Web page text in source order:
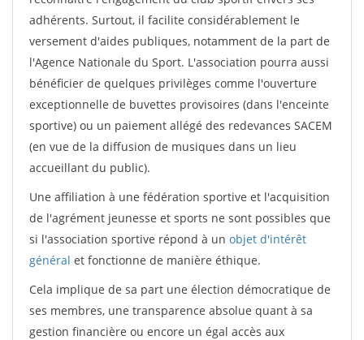
adhérents. Surtout, il facilite considérablement le
versement d'aides publiques, notamment de la part de
l'Agence Nationale du Sport. L'association pourra aussi
bénéficier de quelques privilèges comme l'ouverture
exceptionnelle de buvettes provisoires (dans l'enceinte
sportive) ou un paiement allégé des redevances SACEM
(en vue de la diffusion de musiques dans un lieu
accueillant du public).
Une affiliation à une fédération sportive et l'acquisition
de l'agrément jeunesse et sports ne sont possibles que
si l'association sportive répond à un objet d'intérêt
général et fonctionne de manière éthique.
Cela implique de sa part une élection démocratique de
ses membres, une transparence absolue quant à sa
gestion financière ou encore un égal accès aux